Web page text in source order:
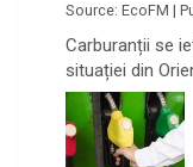
Source: EcoFM |
Carburanții se
situației din